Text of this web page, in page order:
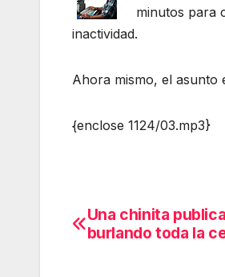
minutos para
inactividad.
Ahora mismo, el asunto
{enclose 1124/03.mp3}
Navegación
Una chinita
burlando toda la